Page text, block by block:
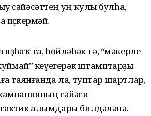
сәйәсәттең уң ҡулы булһа,
иҫкермәй.
та, һөйләһәк тә, “мәкерле
кеүегерәк штамптарҙы
таянғанда ла, туптар шартлар,
сәйәси
алымдары билдәләнә.